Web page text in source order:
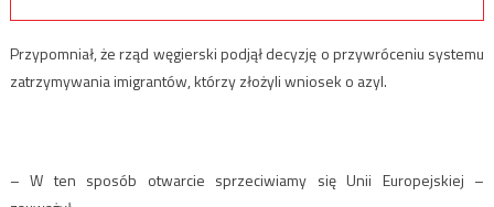
Przypomniał, że rząd węgierski podjął decyzję o przywróceniu systemu
zatrzymywania imigrantów, którzy złożyli wniosek o azyl.
– W ten sposób otwarcie sprzeciwiamy się Unii Europejskiej –